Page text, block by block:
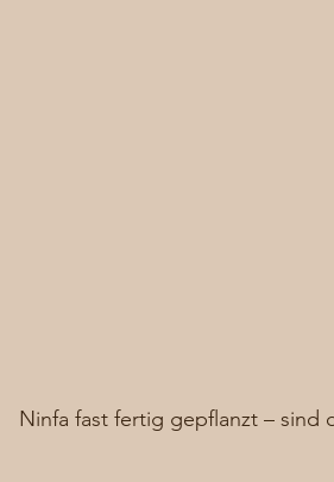
Ninfa fast fertig gepflanzt – sind